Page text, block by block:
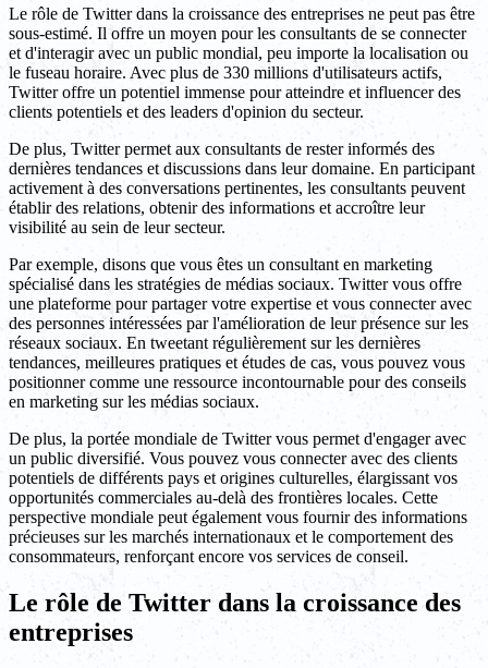
Le rôle de Twitter dans la croissance des entreprises ne peut pas être
sous-estimé. Il offre un moyen pour les consultants de se connecter
et d'interagir avec un public mondial, peu importe la localisation ou
le fuseau horaire. Avec plus de 330 millions d'utilisateurs actifs,
Twitter offre un potentiel immense pour atteindre et influencer des
clients potentiels et des leaders d'opinion du secteur.
De plus, Twitter permet aux consultants de rester informés des
dernières tendances et discussions dans leur domaine. En participant
activement à des conversations pertinentes, les consultants peuvent
établir des relations, obtenir des informations et accroître leur
visibilité au sein de leur secteur.
Par exemple, disons que vous êtes un consultant en marketing
spécialisé dans les stratégies de médias sociaux. Twitter vous offre
une plateforme pour partager votre expertise et vous connecter avec
des personnes intéressées par l'amélioration de leur présence sur les
réseaux sociaux. En tweetant régulièrement sur les dernières
tendances, meilleures pratiques et études de cas, vous pouvez vous
positionner comme une ressource incontournable pour des conseils
en marketing sur les médias sociaux.
De plus, la portée mondiale de Twitter vous permet d'engager avec
un public diversifié. Vous pouvez vous connecter avec des clients
potentiels de différents pays et origines culturelles, élargissant vos
opportunités commerciales au-delà des frontières locales. Cette
perspective mondiale peut également vous fournir des informations
précieuses sur les marchés internationaux et le comportement des
consommateurs, renforçant encore vos services de conseil.
Le rôle de Twitter dans la croissance des
entreprises